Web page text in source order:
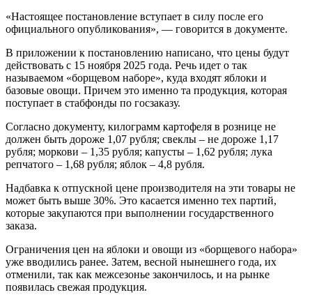
«Настоящее постановление вступает в силу после его
официального опубликования», — говорится в документе.
В приложении к постановлению написано, что цены будут
действовать с 15 ноября 2025 года. Речь идет о так
называемом «борщевом наборе», куда входят яблоки и
базовые овощи. Причем это именно та продукция, которая
поступает в стабфонды по госзаказу.
Согласно документу, килограмм картофеля в рознице не
должен быть дороже 1,07 рубля; свеклы – не дороже 1,17
рубля; моркови – 1,35 рубля; капусты – 1,62 рубля; лука
репчатого – 1,68 рубля; яблок – 4,8 рубля.
Надбавка к отпускной цене производителя на эти товары не
может быть выше 30%. Это касается именно тех партий,
которые закупаются при выполнении государственного
заказа.
Ограничения цен на яблоки и овощи из «борщевого набора»
уже вводились ранее. Затем, весной нынешнего года, их
отменили, так как межсезонье закончилось, и на рынке
появилась свежая продукция.